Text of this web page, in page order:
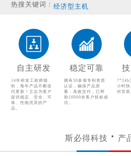
热搜关键词：经济型主机
温湿度传感器
配电监控设备
气体监控设备
其他配件产品
自主研发
14年研发工程师领
衔，每年产品不断迭
代更新！立志为客户
提供稳定、安全、可
靠、性能优异的产
品。
稳定可靠
拥有30多项专利资质
认证，确保产品质
量，高效交付，已帮
助10000余客户投标成
功。
7*24h
小时
何安装
斯必得科技 产